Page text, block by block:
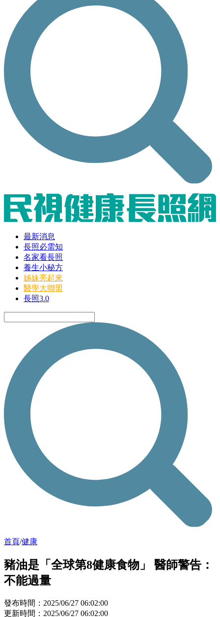
最新消息
長照必需知
名家看長照
養生小秘方
姊妹亮起來
醫學大聯盟
長照3.0
首頁/健康
豬油是「全球第8健康食物」 醫師警告：
不能過量
發布時間：2025/06/27 06:02:00
更新時間：2025/06/27 06:02:00